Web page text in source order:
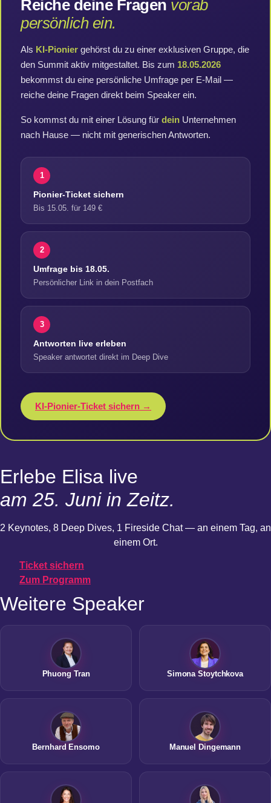
Reiche deine Fragen vorab
persönlich ein.
Als KI-Pionier gehörst du zu einer exklusiven Gruppe, die
den Summit aktiv mitgestaltet. Bis zum 18.05.2026
bekommst du eine persönliche Umfrage per E-Mail —
reiche deine Fragen direkt beim Speaker ein.
So kommst du mit einer Lösung für dein Unternehmen
nach Hause — nicht mit generischen Antworten.
1
Pionier-Ticket sichern
Bis 15.05. für 149 €
2
Umfrage bis 18.05.
Persönlicher Link in dein Postfach
3
Antworten live erleben
Speaker antwortet direkt im Deep Dive
KI-Pionier-Ticket sichern →
Erlebe Elisa live
am 25. Juni in Zeitz.
2 Keynotes, 8 Deep Dives, 1 Fireside Chat — an einem Tag, an
einem Ort.
Ticket sichern
Zum Programm
Weitere Speaker
Phuong Tran Simona Stoytchkova
Bernhard Ensomo Manuel Dingemann